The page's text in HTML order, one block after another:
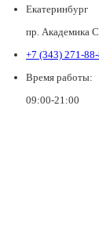
Екатеринбург
пр. Академика
+7 (343) 271-
Время работы:
09:00-21:00